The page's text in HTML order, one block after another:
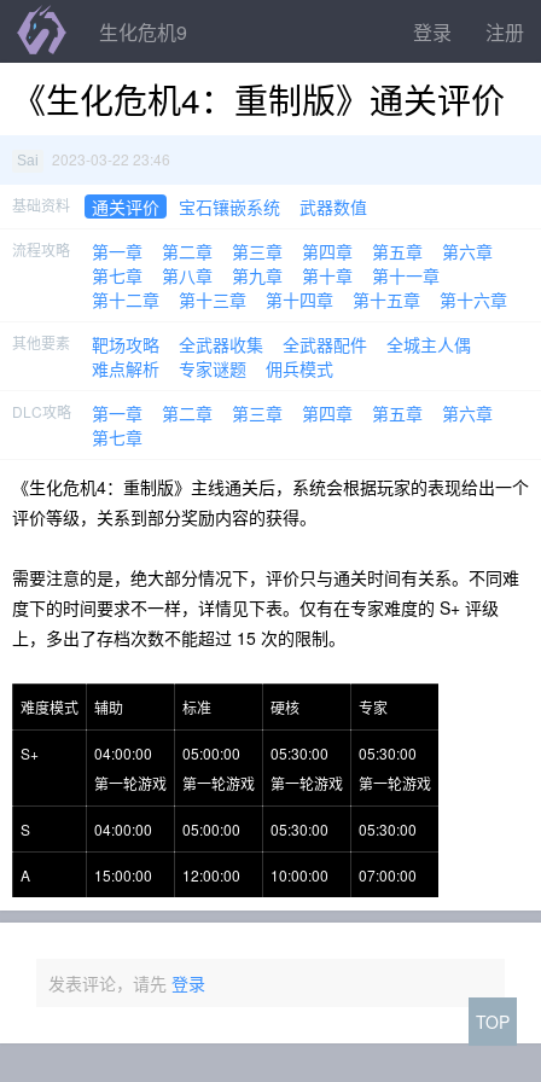
登录 注册
生化危机9
《生化危机4：重制版》通关评价
Sai 2023-03-22 23:46
基础资料 通关评价 宝石镶嵌系统 武器数值
流程攻略 第一章 第二章 第三章 第四章 第五章
第六章
第七章
第八章 第九章 第十章
第十一章
第十二章
第十三章 第十四章 第十五章 第十六章
其他要素 靶场攻略 全武器收集 全武器配件
全城主人偶
难点解析
专家谜题 佣兵模式
DLC攻略 第一章 第二章 第三章 第四章 第五章
第六章
第七章
《生化危机4：重制版》主线通关后，系统会根据玩家的表现给出一个
评价等级，关系到部分奖励内容的获得。
需要注意的是，绝大部分情况下，评价只与通关时间有关系。不同难
度下的时间要求不一样，详情见下表。仅有在专家难度的 S+ 评级
上，多出了存档次数不能超过 15 次的限制。
难度模式 辅助 标准 硬核 专家
S+
04:00:00
第一轮游戏
05:00:00
第一轮游戏
05:30:00
第一轮游戏
05:30:00
第一轮游戏
S 04:00:00 05:00:00 05:30:00 05:30:00
A 15:00:00 12:00:00 10:00:00 07:00:00
发表评论，请先 登录
TOP